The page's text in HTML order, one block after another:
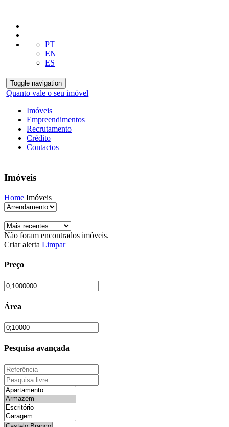
PT
EN
ES
Toggle navigation
Quanto vale o seu imóvel
Imóveis
Empreendimentos
Recrutamento
Crédito
Contactos
Imóveis
Home Imóveis
Não foram encontrados imóveis.
Criar alerta Limpar
Preço
Área
Pesquisa avançada